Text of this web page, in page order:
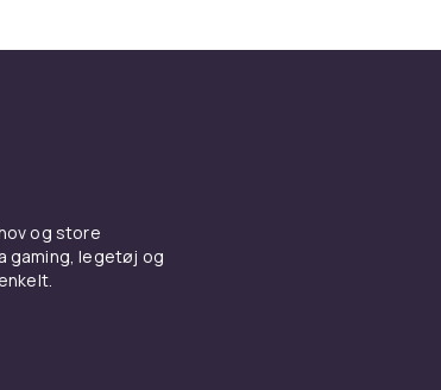
stilarter
åndbarhed. Økologisk bomuld er bæredygtigt
og store
gaming, legetøj og